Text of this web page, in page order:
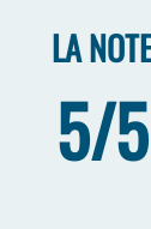
LA NOTE
5/5